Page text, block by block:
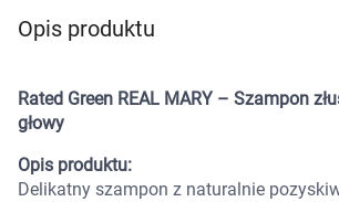
Opis produktu
Rated Green REAL MARY – Szampon
głowy
Opis produktu:
Delikatny szampon z naturalnie